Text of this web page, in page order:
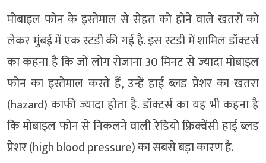
मोबाइल फोन के इस्तेमाल से सेहत को होने वाले खतरों को
लेकर मुंबई में एक स्टडी की गई है. इस स्टडी में शामिल डॉक्टर्स
का कहना है कि जो लोग रोजाना 30 मिनट से ज्यादा मोबाइल
फोन का इस्तेमाल करते हैं, उन्हें हाई ब्लड प्रेशर का खतरा
(hazard) काफी ज्यादा होता है. डॉक्टर्स का यह भी कहना है
कि मोबाइल फोन से निकलने वाली रेडियो फ्रिक्वेंसी हाई ब्लड
प्रेशर (high blood pressure) का सबसे बड़ा कारण है.